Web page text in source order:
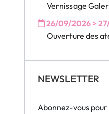
Vernissage
26/09/2026 >
Ouverture des
NEWSLETTER
Abonnez-vous